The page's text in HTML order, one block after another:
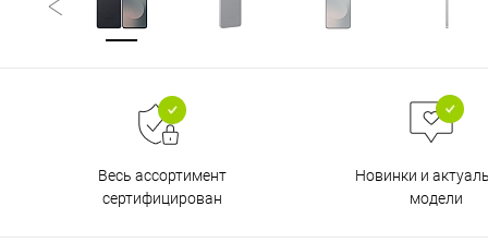
Весь ассортимент
сертифицирован
Новинки и
модели